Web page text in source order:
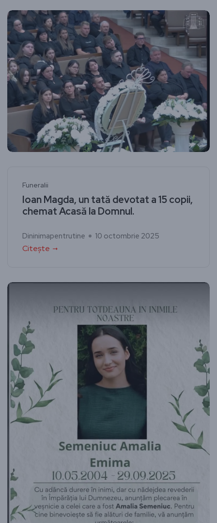
Funeralii
Ioan Magda, un tată devotat a 15 copii,
chemat Acasă la Domnul.
Dininimapentrutine 10 octombrie 2025
Citește